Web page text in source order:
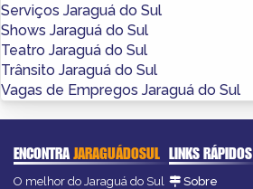
Serviços Jaraguá do Sul
Shows Jaraguá do Sul
Teatro Jaraguá do Sul
Trânsito Jaraguá do Sul
Vagas de Empregos Jaraguá do Sul
ENCONTRAJARAGUÁDOSUL
O melhor do Jaraguá do Sul
LINKS RÁPIDOS
Sobre